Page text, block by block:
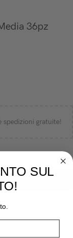
36pz
spedizioni gratuite!
SUL